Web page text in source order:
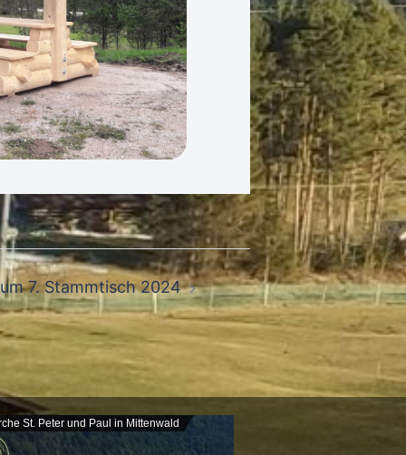
7. Stammtisch 2024
St. Peter und Paul in Mittenwald